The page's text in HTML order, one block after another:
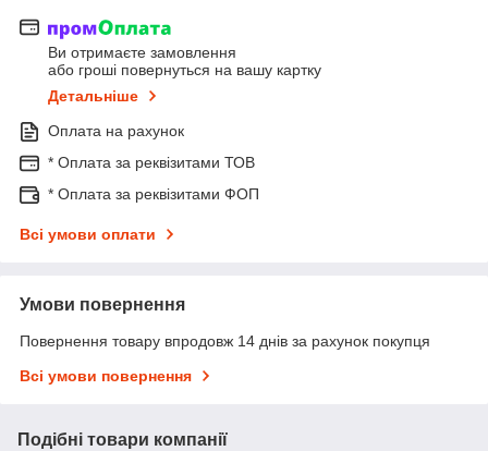
Ви отримаєте замовлення
або гроші повернуться на вашу картку
Детальніше
Оплата на рахунок
* Оплата за реквізитами ТОВ
* Оплата за реквізитами ФОП
Всі умови оплати
Умови повернення
Повернення товару впродовж 14 днів за рахунок покупця
Всі умови повернення
Подібні товари компанії